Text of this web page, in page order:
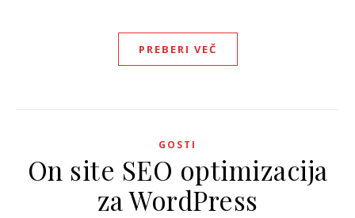
PREBERI VEČ
GOSTI
On site SEO optimizacija
za WordPress